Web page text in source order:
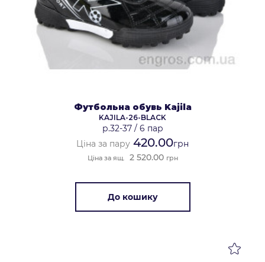
Футбольна обувь Kajila
KAJILA-26-BLACK
р.32-37/ 6 пар
Ціна за пару 420.00грн
Ціна за ящ. 2 520.00 грн
До кошику